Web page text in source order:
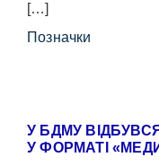
[…]
Позначки
У БДМУ
У ФОРМАТІ